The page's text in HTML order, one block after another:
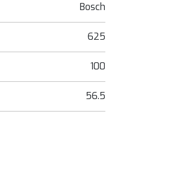
Bosch
625
100
56.5